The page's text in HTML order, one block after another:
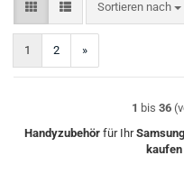
Sortieren nach
Sortieren nach
1 2 »
1 bis 36
Handyzubehör für IhrSamsung